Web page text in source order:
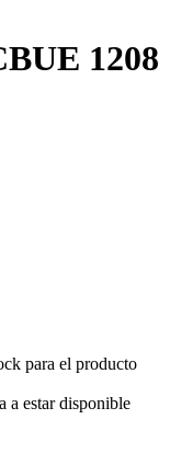
1208
para el producto
a estar disponible